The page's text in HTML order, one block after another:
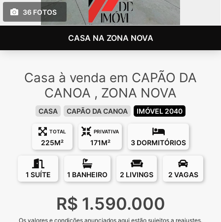
36 FOTOS
CASA NA ZONA NOVA
Casa à venda em CAPÃO DA
CANOA , ZONA NOVA
CASA CAPÃO DA CANOA IMÓVEL 2040
TOTAL
225M²
PRIVATIVA
171M² 3 DORMITÓRIOS
1 SUÍTE 1 BANHEIRO 2 LIVINGS 2 VAGAS
R$ 1.590.000
Os valores e condições anunciados aqui estão sujeitos a reajustes.